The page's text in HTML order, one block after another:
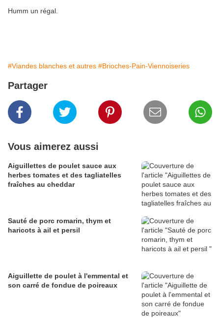
Humm un régal.
#Viandes blanches et autres #Brioches-Pain-Viennoiseries
Partager
Vous aimerez aussi
Aiguillettes de poulet sauce aux
herbes tomates et des tagliatelles
fraîches au cheddar
Sauté de porc romarin, thym et
haricots à ail et persil
Aiguillette de poulet à l'emmental et
son carré de fondue de poireaux